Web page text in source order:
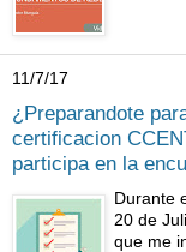
11/7/17
¿Preparandote
certificacion
participa en la
Durante
20 de
que me